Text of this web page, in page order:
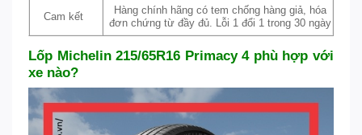
Cam kết
Hàng chính hãng có tem chống hàng giả, hóa
đơn chứng từ đầy đủ. Lỗi 1 đổi 1 trong 30 ngày
Lốp Michelin 215/65R16 Primacy 4 phù hợp với
xe nào?